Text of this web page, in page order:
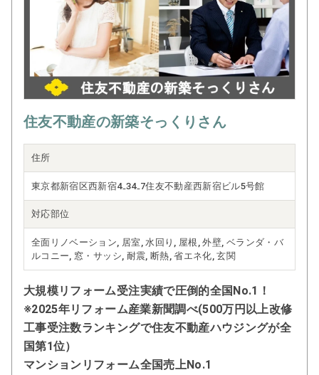
住友不動産の新築そっくりさん
住所
東京都新宿区西新宿4₋34₋7住友不動産西新宿ビル5号館
対応部位
全面リノベーション, 居室, 水回り, 屋根, 外壁, ベランダ・バ
ルコニー, 窓・サッシ, 耐震, 断熱, 省エネ化, 玄関
大規模リフォーム受注実績で圧倒的全国No.1！
※2025年リフォーム産業新聞調べ(500万円以上改修
工事受注数ランキングで住友不動産ハウジングが全
国第1位）
マンションリフォーム全国売上No.1